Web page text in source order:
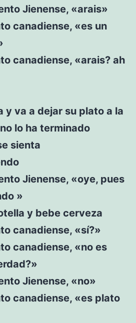
Jienense, «arais»
canadiense, «es un
canadiense, «arais? ah
y va a dejar su plato a la
lo ha terminado
sienta
Jienense, «oye, pues
»
y bebe cerveza
canadiense, «sí?»
canadiense, «no es
Jienense, «no»
canadiense, «es plato